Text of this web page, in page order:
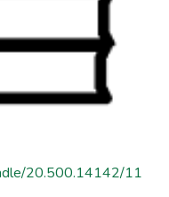
20.500.14142/11